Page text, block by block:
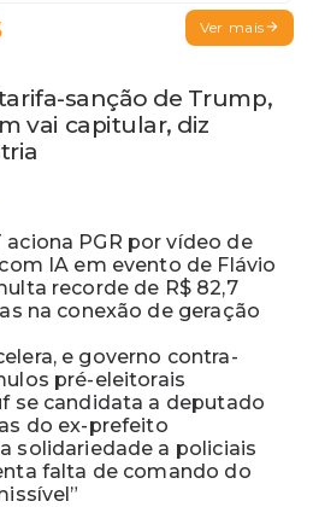
Ver mais
sanção de Trump,
vai capitular, diz
PGR por vídeo de
IA em evento de Flávio
recorde de R$ 82,7
na conexão de geração
e governo contra-
pré-eleitorais
se candidata a deputado
do ex-prefeito
solidariedade a policiais
falta de comando do